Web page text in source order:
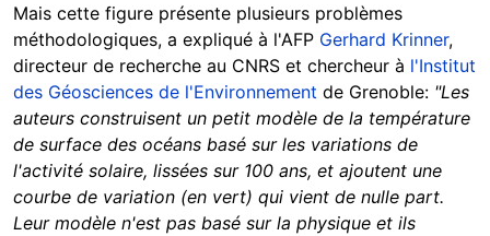
Mais cette figure présente plusieurs problèmes
méthodologiques, a expliqué à l'AFP Gerhard Krinner,
directeur de recherche au CNRS et chercheur à l'Institut
des Géosciences de l'Environnement de Grenoble: "Les
auteurs construisent un petit modèle de la température
de surface des océans basé sur les variations de
l'activité solaire, lissées sur 100 ans, et ajoutent une
courbe de variation (en vert) qui vient de nulle part.
Leur modèle n'est pas basé sur la physique et ils